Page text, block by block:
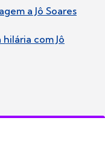
a Jô Soares
com Jô